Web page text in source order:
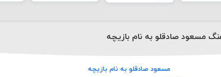
مسعود صادقلو به نام بازیچه
مسعود صادقلو به نام بازیچه